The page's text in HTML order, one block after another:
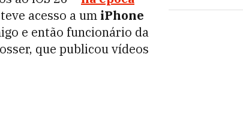
acesso a um iPhone
e então funcionário da
que publicou vídeos